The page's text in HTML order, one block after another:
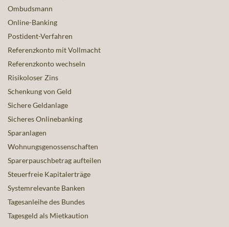
Ombudsmann
Online-Banking
Postident-Verfahren
Referenzkonto mit Vollmacht
Referenzkonto wechseln
Risikoloser Zins
Schenkung von Geld
Sichere Geldanlage
Sicheres Onlinebanking
Sparanlagen
Wohnungsgenossenschaften
Sparerpauschbetrag aufteilen
Steuerfreie Kapitalerträge
Systemrelevante Banken
Tagesanleihe des Bundes
Tagesgeld als Mietkaution